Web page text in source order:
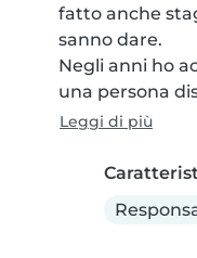
fatto anche
sanno dare.
Negli anni ho
una persona
Leggi di più